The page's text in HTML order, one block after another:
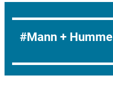
Mann + Hummel